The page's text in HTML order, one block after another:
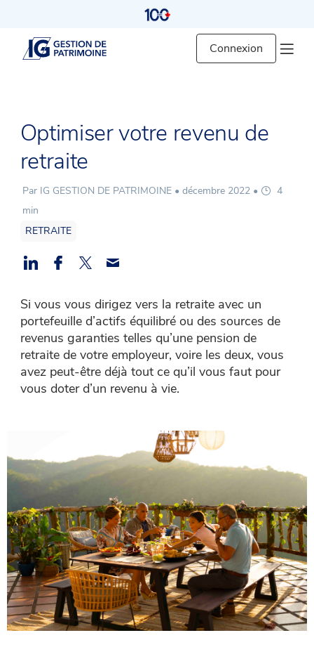
Connexion
Optimiser votre revenu de
retraite
Par IG GESTION DE PATRIMOINE • décembre 2022•
4
min
RETRAITE
Si vous vous dirigez vers la retraite avec un
portefeuille d’actifs équilibré ou des sources de
revenus garanties telles qu’une pension de
retraite de votre employeur, voire les deux, vous
avez peut-être déjà tout ce qu’il vous faut pour
vous doter d’un revenu à vie.